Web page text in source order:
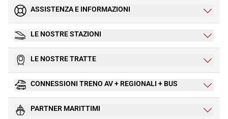
ASSISTENZA E INFORMAZIONI
LE NOSTRE STAZIONI
LE NOSTRE TRATTE
CONNESSIONI TRENO AV + REGIONALI + BUS
PARTNER MARITTIMI